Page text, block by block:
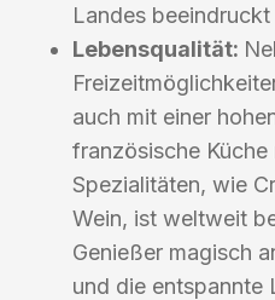
Landes beeindruckt
Lebensqualität:
auch mit einer
französische
Spezialitäten, wie
Wein, ist weltweit
Genießer magisch
und die entspannte